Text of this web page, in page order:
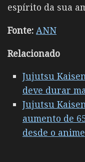
espírito da sua
Fonte: ANN
Relacionado
Jujutsu
deve durar
Jujutsu
aumento de
desde o anime